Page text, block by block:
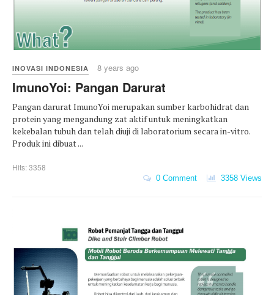
INOVASI INDONESIA 8 years ago
ImunoYoi: Pangan Darurat
Pangan darurat ImunoYoi merupakan sumber karbohidrat dan
protein yang mengandung zat aktif untuk meningkatkan
kekebalan tubuh dan telah diuji di laboratorium secara in-vitro.
Produk ini dibuat ...
Hits: 3358
0 Comment 3358 Views